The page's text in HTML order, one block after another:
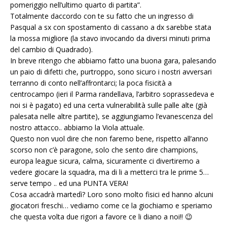
pomeriggio nell’ultimo quarto di partita”.
Totalmente daccordo con te su fatto che un ingresso di
Pasqual a sx con spostamento di cassano a dx sarebbe stata
la mossa migliore (la stavo invocando da diversi minuti prima
del cambio di Quadrado).
In breve ritengo che abbiamo fatto una buona gara, palesando
un paio di difetti che, purtroppo, sono sicuro i nostri avversari
terranno di conto nell’affrontarci; la poca fisicità a
centrocampo (ieri il Parma randellava, l’arbitro soprassedeva e
noi si è pagato) ed una certa vulnerabilità sulle palle alte (già
palesata nelle altre partite), se aggiungiamo l’evanescenza del
nostro attacco.. abbiamo la Viola attuale.
Questo non vuol dire che non faremo bene, rispetto all’anno
scorso non c’è paragone, solo che sento dire champions,
europa league sicura, calma, sicuramente ci divertiremo a
vedere giocare la squadra, ma di li a metterci tra le prime 5…
serve tempo .. ed una PUNTA VERA!
Cosa accadrà martedì? Loro sono molto fisici ed hanno alcuni
giocatori freschi… vediamo come ce la giochiamo e speriamo
che questa volta due rigori a favore ce li diano a noi!! 😉